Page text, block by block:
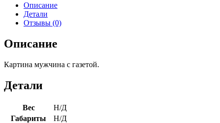
Описание
Детали
Отзывы (0)
Описание
Картина мужчина с газетой.
Детали
Вес
Н/Д
Габариты
Н/Д